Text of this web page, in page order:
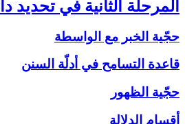
المرحلة الثانية في تحديد
حجّية الخبر مع الواسطة
قاعدة التسامح في أدلّة السنن
حجّية الظهور
أقسام الدلالة